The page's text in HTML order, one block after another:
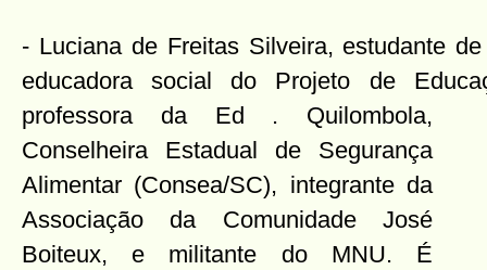
- Luciana de Freitas Silveira, estudante
educadora social do Projeto de
professora da Ed . Quilombola,
Conselheira Estadual de Segurança
Alimentar (Consea/SC), integrante da
Associação da Comunidade José
Boiteux, e militante do MNU. É